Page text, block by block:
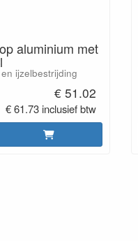
aluminium met
ijzelbestrijding
€ 51.02
€ 61.73 inclusief btw